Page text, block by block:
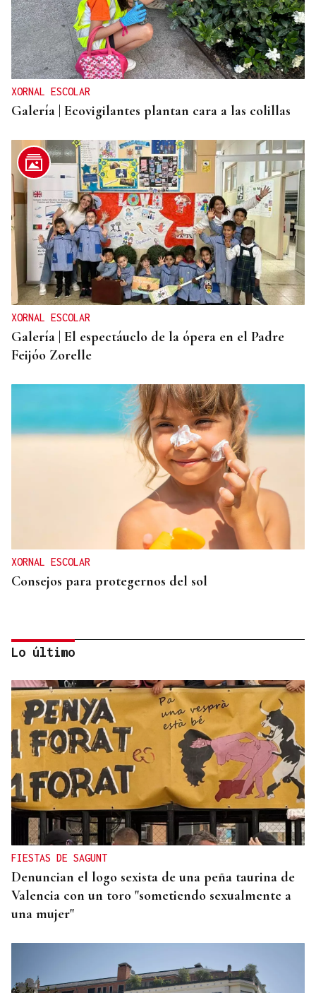
XORNAL ESCOLAR
Galería | Ecovigilantes plantan cara a las colillas
XORNAL ESCOLAR
Galería | El espectáuclo de la ópera en el Padre
Feijóo Zorelle
XORNAL ESCOLAR
Consejos para protegernos del sol
No es un adiós, es un hasta siempre, querida Marila
Lo último
FIESTAS DE SAGUNT
Denuncian el logo sexista de una peña taurina de
Valencia con un toro "sometiendo sexualmente a
una mujer"